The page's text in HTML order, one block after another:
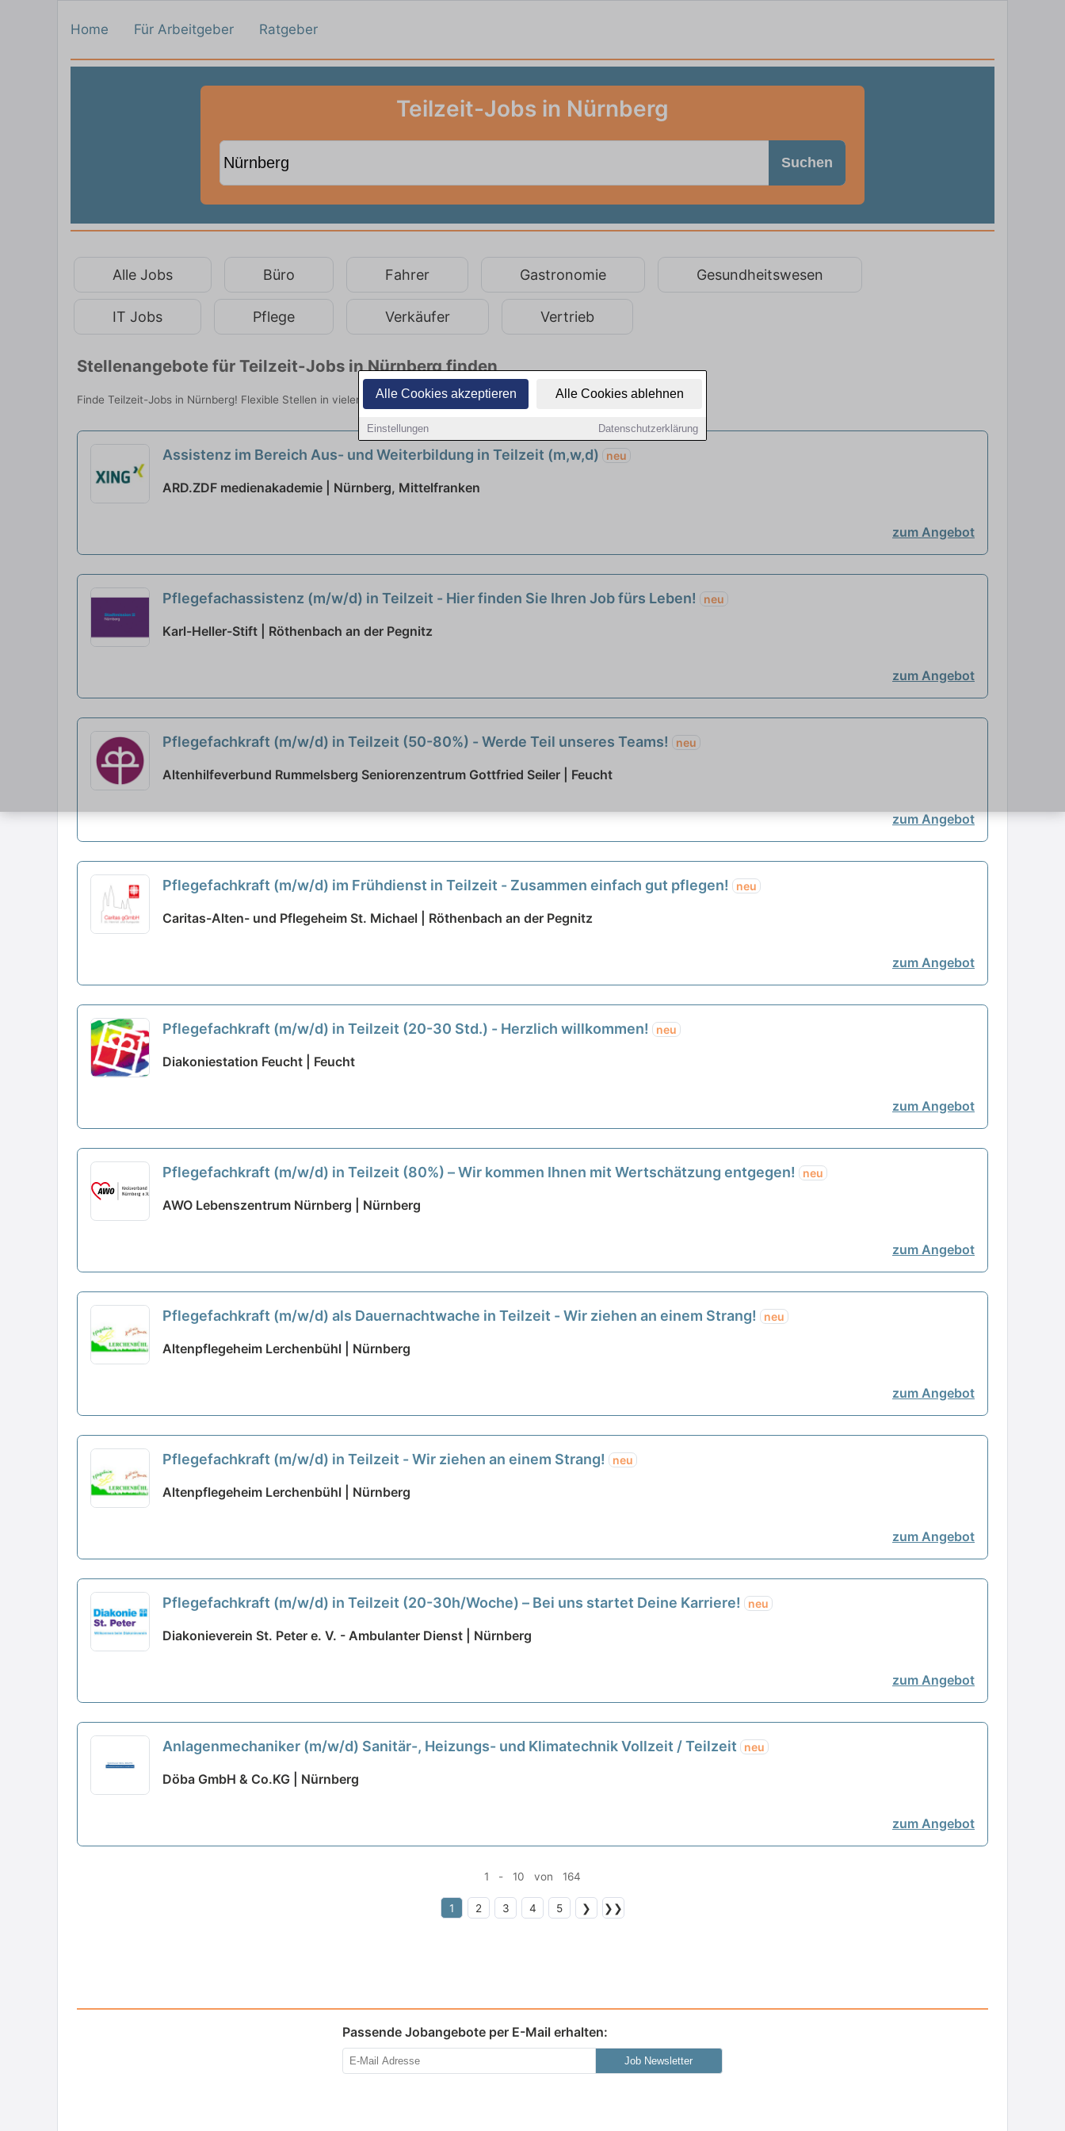
Alle Cookies akzeptieren Alle Cookies ablehnen
Einstellungen Datenschutzerklärung
Home Für Arbeitgeber Ratgeber
Teilzeit-Jobs in Nürnberg
Suchen
Alle Jobs Büro Fahrer Gastronomie Gesundheitswesen
IT Jobs Pflege Verkäufer Vertrieb
Stellenangebote für Teilzeit-Jobs in Nürnberg finden
Finde Teilzeit-Jobs in Nürnberg! Flexible Stellen in vielen Branchen. Jetzt bewerben!
Assistenz im Bereich Aus- und Weiterbildung in Teilzeit (m,w,d) neu
ARD.ZDF medienakademie | Nürnberg, Mittelfranken
zum Angebot
Pflegefachassistenz (m/w/d) in Teilzeit - Hier finden Sie Ihren Job fürs Leben! neu
Karl-Heller-Stift | Röthenbach an der Pegnitz
zum Angebot
Pflegefachkraft (m/w/d) in Teilzeit (50-80%) - Werde Teil unseres Teams! neu
Altenhilfeverbund Rummelsberg Seniorenzentrum Gottfried Seiler | Feucht
zum Angebot
Pflegefachkraft (m/w/d) im Frühdienst in Teilzeit - Zusammen einfach gut pflegen! neu
Caritas-Alten- und Pflegeheim St. Michael | Röthenbach an der Pegnitz
zum Angebot
Pflegefachkraft (m/w/d) in Teilzeit (20-30 Std.) - Herzlich willkommen! neu
Diakoniestation Feucht | Feucht
zum Angebot
Pflegefachkraft (m/w/d) in Teilzeit (80%) – Wir kommen Ihnen mit Wertschätzung entgegen! neu
AWO Lebenszentrum Nürnberg | Nürnberg
zum Angebot
Pflegefachkraft (m/w/d) als Dauernachtwache in Teilzeit - Wir ziehen an einem Strang! neu
Altenpflegeheim Lerchenbühl | Nürnberg
zum Angebot
Pflegefachkraft (m/w/d) in Teilzeit - Wir ziehen an einem Strang! neu
Altenpflegeheim Lerchenbühl | Nürnberg
zum Angebot
Pflegefachkraft (m/w/d) in Teilzeit (20-30h/Woche) – Bei uns startet Deine Karriere! neu
Diakonieverein St. Peter e. V. - Ambulanter Dienst | Nürnberg
zum Angebot
Anlagenmechaniker (m/w/d) Sanitär-, Heizungs- und Klimatechnik Vollzeit / Teilzeit neu
Döba GmbH & Co.KG | Nürnberg
zum Angebot
1 - 10 von 164
1 2 3 4 5 ❯ ❯❯
Passende Jobangebote per E-Mail erhalten:
Job Newsletter